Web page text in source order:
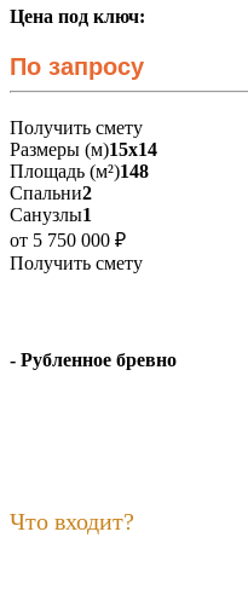
Цена под ключ:
По запросу
Получить смету
Размеры (м)15х14
Площадь (м²)148
Спальни2
Санузлы1
от 5 750 000 ₽
Получить смету
- Рубленное бревно
Что входит?